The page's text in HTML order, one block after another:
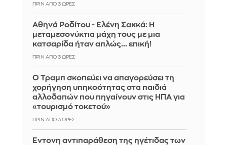
ΠΡΙΝ ΑΠΌ 3 ΏΡΕΣ
Αθηνά Ροδίτου - Ελένη Σακκά: Η
μεταμεσονύκτια μάχη τους με μια
κατσαρίδα ήταν απλώς... επική!
ΠΡΙΝ ΑΠΌ 3 ΏΡΕΣ
Ο Τραμπ σκοπεύει να απαγορεύσει τη
χορήγηση υπηκοότητας στα παιδιά
αλλοδαπών που πηγαίνουν στις ΗΠΑ για
«τουρισμό τοκετού»
ΠΡΙΝ ΑΠΌ 3 ΏΡΕΣ
Έντονη αντιπαράθεση της ηγέτιδας των